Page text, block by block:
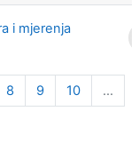
i mjerenja
7
8Page 8
9Page 9
10Page 10
…